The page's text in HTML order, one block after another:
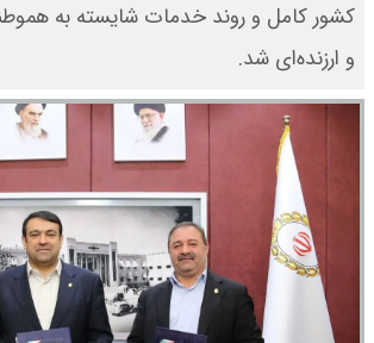
کشور کامل و روند خدمات شایسته به
و ارزنده‌ای شد.